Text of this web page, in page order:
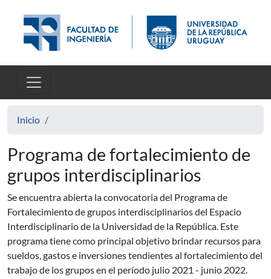
Inicio
Programa de fortalecimiento de
grupos interdisciplinarios
Se encuentra abierta la convocatoria del Programa de
Fortalecimiento de grupos interdisciplinarios del Espacio
Interdisciplinario de la Universidad de la República. Este
programa tiene como principal objetivo brindar recursos para
sueldos, gastos e inversiones tendientes al fortalecimiento del
trabajo de los grupos en el período julio 2021 - junio 2022.